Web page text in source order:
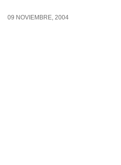
09 NOVIEMBRE, 2004